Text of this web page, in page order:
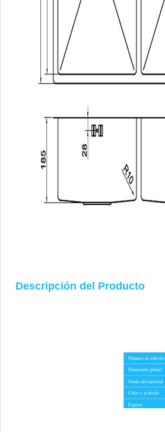
Descripción del Producto
Número de artículo
Dimensión global
Grado del material
Color y acabado
Espesor